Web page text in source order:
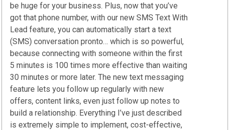
be huge for your business. Plus, now that you’ve
got that phone number, with our new SMS Text With
Lead feature, you can automatically start a text
(SMS) conversation pronto… which is so powerful,
because connecting with someone within the first
5 minutes is 100 times more effective than waiting
30 minutes or more later. The new text messaging
feature lets you follow up regularly with new
offers, content links, even just follow up notes to
build a relationship. Everything I’ve just described
is extremely simple to implement, cost-effective,